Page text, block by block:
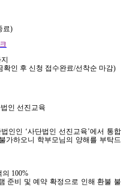
료)
확인 후 신청 접수완료/선착순 마감)
인 선진교육
인인 ‘사단법인 선진교육’에서 통합
가하오니 학부모님의 양해를 부탁드
100%
준비 및 예약 확정으로 인해 환불 불